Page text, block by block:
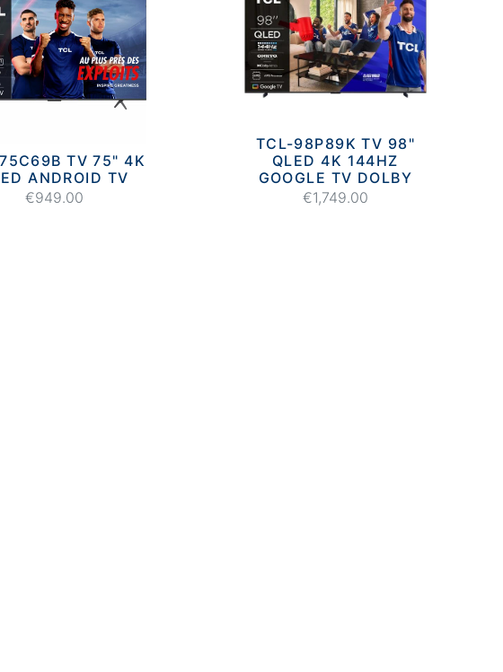
TV 75" 4K
ANDROID TV
€949.00
TCL-98P89K TV 98"
QLED 4K 144HZ
GOOGLE TV DOLBY
€1,749.00